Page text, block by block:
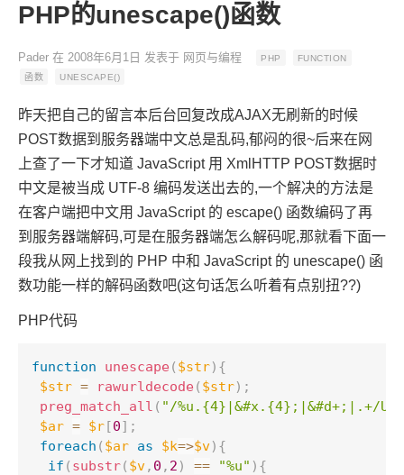
PHP的unescape()函数
Pader 在 2008年6月1日 发表于 网页与编程 PHP
FUNCTION
函数
UNESCAPE()
昨天把自己的留言本后台回复改成AJAX无刷新的时候
POST数据到服务器端中文总是乱码,郁闷的很~后来在网
上查了一下才知道 JavaScript 用 XmlHTTP POST数据时
中文是被当成 UTF-8 编码发送出去的,一个解决的方法是
在客户端把中文用 JavaScript 的 escape() 函数编码了再
到服务器端解码,可是在服务器端怎么解码呢,那就看下面一
段我从网上找到的 PHP 中和 JavaScript 的 unescape() 函
数功能一样的解码函数吧(这句话怎么听着有点别扭??)
PHP代码
function unescape ( $str) {
$str = rawurldecode ( $str) ;
preg_match_all ( "/%u.{4}|&#x.{4};|&#d+;|.+/U"
$ar = $r[0] ;
foreach ( $ar as $k=>$v) {
if ( substr( $v, 0 , 2 ) == "%u" ) {